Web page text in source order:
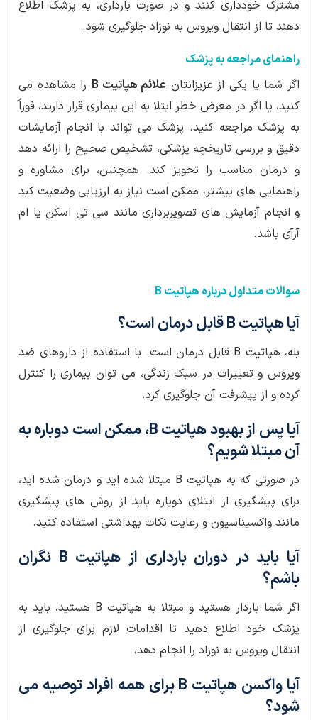
مشترک خودداری کنند و در صورت بارداری، به پزشک اطلاع
دهند تا از انتقال ویروس به نوزاد جلوگیری شود.
راهنمای مراجعه به پزشک
اگر شما یا یکی از عزیزانتان علائم هپاتیت B
را مشاهده می
کنید، یا اگر در معرض خطر ابتلا به این بیماری قرار دارید، فوراً
به پزشک مراجعه کنید. پزشک می تواند با انجام آزمایشات
دقیق و بررسی تاریخچه پزشکی، تشخیص صحیح را ارائه دهد
و درمان مناسب را تجویز کند. همچنین، برای مشاوره و
راهنمایی های بیشتر، ممکن است نیاز به ارزیابی وضعیت کبد
و انجام آزمایش های تصویربرداری مانند سی تی اسکن یا ام
آرآی باشد.
سوالات متداول درباره هپاتیت B
آیا هپاتیت B قابل درمان است؟
بله، هپاتیت B قابل درمان است. با استفاده از داروهای ضد
ویروس و تغییرات در سبک زندگی، می توان بیماری را کنترل
کرده و از پیشرفت آن جلوگیری کرد.
آیا پس از بهبود هپاتیت B، ممکن است دوباره به
آن مبتلا شویم؟
در صورتی که به هپاتیت B مبتلا شده اید و درمان شده اید،
برای پیشگیری از ابتلای دوباره باید از روش های پیشگیری
مانند واکسیناسیون و رعایت نکات بهداشتی استفاده کنید.
آیا باید در دوران بارداری از هپاتیت B نگران
باشم؟
اگر شما باردار هستید و مبتلا به هپاتیت B هستید، باید به
پزشک خود اطلاع دهید تا اقدامات لازم برای جلوگیری از
انتقال ویروس به نوزاد را انجام دهد.
آیا واکسن هپاتیت B برای همه افراد توصیه می
شود؟